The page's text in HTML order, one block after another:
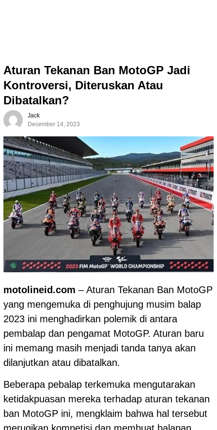
Aturan Tekanan Ban MotoGP Jadi
Kontroversi, Diteruskan Atau
Dibatalkan?
Jack
December 14, 2023
motolineid.com – Aturan Tekanan Ban MotoGP
yang mengemuka di penghujung musim balap
2023 ini menghadirkan polemik di antara
pembalap dan pengamat MotoGP. Aturan baru
ini memang masih menjadi tanda tanya akan
dilanjutkan atau dibatalkan.
Beberapa pebalap terkemuka mengutarakan
ketidakpuasan mereka terhadap aturan tekanan
ban MotoGP ini, mengklaim bahwa hal tersebut